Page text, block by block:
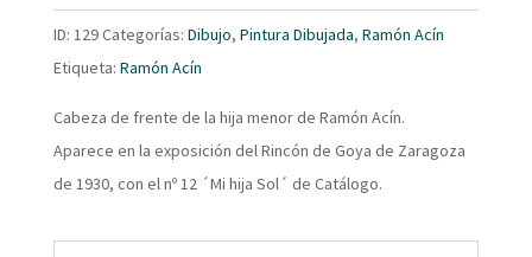
ID: 129Categorías: Dibujo, Pintura Dibujada, Ramón Acín
Etiqueta: Ramón Acín
Cabeza de frente de la hija menor de Ramón Acín.
Aparece en la exposición del Rincón de Goya de Zaragoza
de 1930, con el nº 12 ´Mi hija Sol´ de Catálogo.